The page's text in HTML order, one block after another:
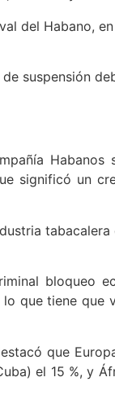
del Habano,
suspensión
Habanos
significó un
tabacalera
bloqueo
que tiene que
que
el 15 %, y